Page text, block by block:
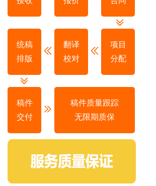
统稿
排版
翻译
校对
项目
分配
稿件
交付
稿件质量跟踪
无限期质保